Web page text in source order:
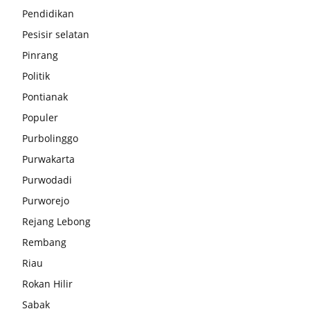
Pendidikan
Pesisir selatan
Pinrang
Politik
Pontianak
Populer
Purbolinggo
Purwakarta
Purwodadi
Purworejo
Rejang Lebong
Rembang
Riau
Rokan Hilir
Sabak